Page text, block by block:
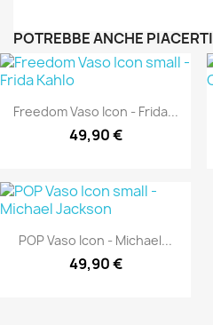
POTREBBE ANCHE PIACERTI
Freedom Vaso Icon - Frida...
49,90 €
POP Vaso Icon - Michael...
49,90 €